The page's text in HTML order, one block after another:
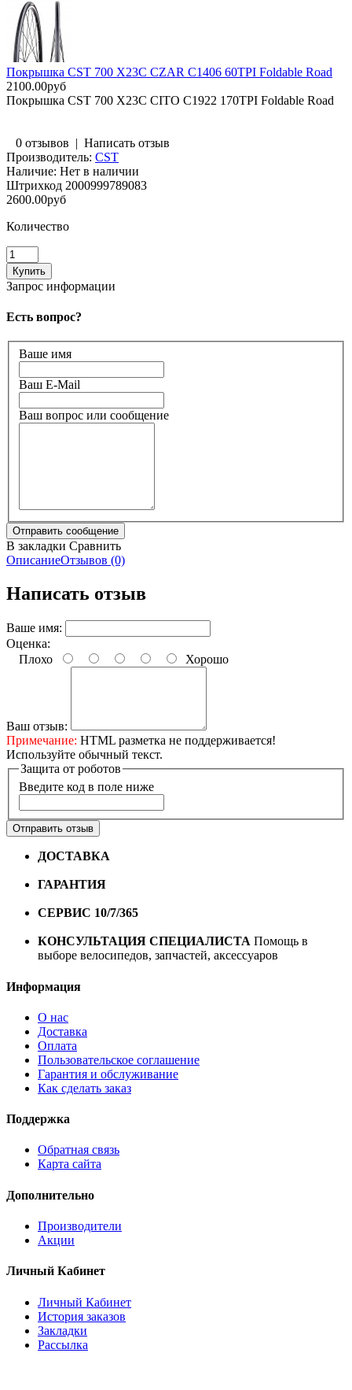
Покрышка CST 700 X23C CZAR C1406 60TPI Foldable Road
2100.00руб
Покрышка CST 700 X23C CITO C1922 170TPI Foldable Road
0 отзывов | Написать отзыв
Производитель: CST
Наличие: Нет в наличии
Штрихкод 2000999789083
2600.00руб
Количество
Запрос информации
Есть вопрос?
Ваше имя
Ваш E-Mail
Ваш вопрос или сообщение
В закладки Сравнить
ОписаниеОтзывов (0)
Написать отзыв
Ваше имя:
Оценка:
Плохо
Хорошо
Ваш отзыв:
Примечание: HTML разметка не поддерживается!
Используйте обычный текст.
Защита от роботов
Введите код в поле ниже
Отправить отзыв
ДОСТАВКА
ГАРАНТИЯ
СЕРВИС 10/7/365
КОНСУЛЬТАЦИЯ СПЕЦИАЛИСТА Помощь в
выборе велосипедов, запчастей, аксессуаров
Информация
О нас
Доставка
Оплата
Пользовательское соглашение
Гарантия и обслуживание
Как сделать заказ
Поддержка
Обратная связь
Карта сайта
Дополнительно
Производители
Акции
Личный Кабинет
Личный Кабинет
История заказов
Закладки
Рассылка